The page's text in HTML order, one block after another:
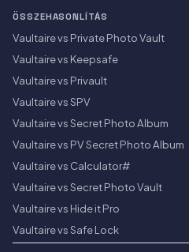
ÖSSZEHASONLÍTÁS
Vaultaire vs Private Photo Vault
Vaultaire vs Keepsafe
Vaultaire vs Privault
Vaultaire vs SPV
Vaultaire vs Secret Photo Album
Vaultaire vs PV Secret Photo Album
Vaultaire vs Calculator#
Vaultaire vs Secret Photo Vault
Vaultaire vs Hide it Pro
Vaultaire vs Safe Lock